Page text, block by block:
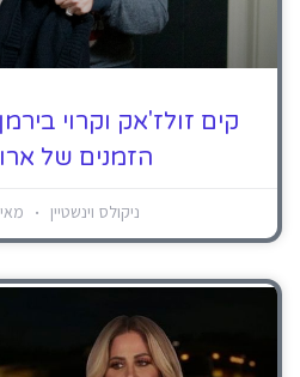
קים זולז'אק וקרוי
הזמנים של
ניקולס וינשטיין מאי 22,